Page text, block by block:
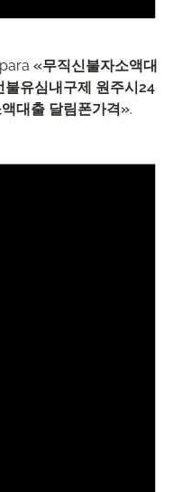
«무직신불자소액대
유심내구제 원주시24
대출 달림폰가격».